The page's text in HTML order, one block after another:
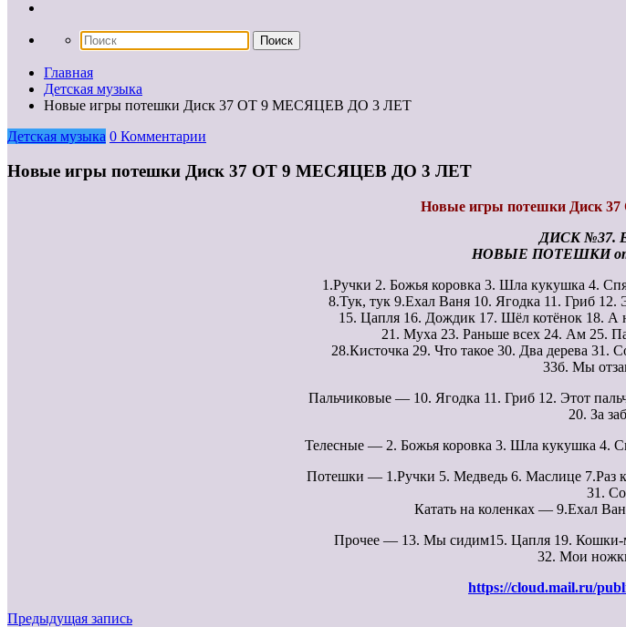
Главная
Детская музыка
Новые игры потешки Диск 37 ОТ 9 МЕСЯЦЕВ ДО 3 ЛЕТ
Детская музыка 0 Комментарии
Новые игры потешки Диск 37 ОТ 9 МЕСЯЦЕВ ДО 3 ЛЕТ
Новые игры потешки Диск
ДИСК №37.
НОВЫЕ ПОТЕШКИ от
1.Ручки 2. Божья коровка 3. Шла кукушка 4.
8.Тук, тук 9.Ехал Ваня 10. Ягодка 11. Гриб
15. Цапля 16. Дождик 17. Шёл котёнок 18.
21. Муха 23. Раньше всех 24. Ам 25.
28.Кисточка 29. Что такое 30. Два дерева 31.
33б. Мы
Пальчиковые — 10. Ягодка 11. Гриб 12. Этот
20. За
Телесные — 2. Божья коровка 3. Шла кукушка 4.
Потешки — 1.Ручки 5. Медведь 6. Маслице 7.Раз
31.
Катать на коленках — 9.Ехал
Прочее — 13. Мы сидим15. Цапля 19. Кошки-
32. Мои
https://cloud.mail.ru/
Предыдущая запись